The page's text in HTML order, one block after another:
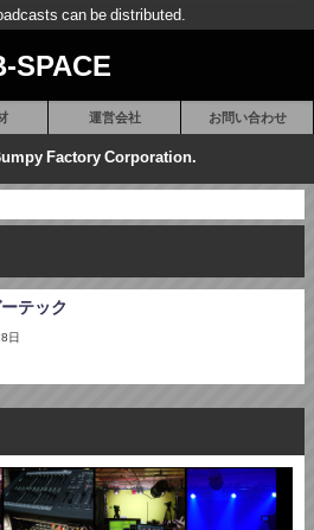
can be distributed.
SPACE
運営会社 お問い合わせ
Factory Corporation.
テック
日